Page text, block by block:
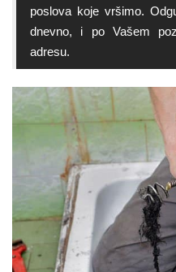
poslova koje vršimo.
dnevno, i po Vašem
adresu.